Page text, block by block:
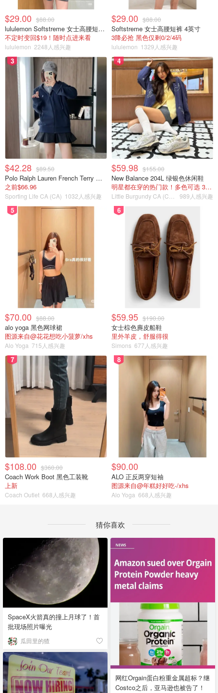
$29.00 $88.00
lululemon Softstreme 女士高腰短裤 10cm
不定时变回$19！随时点进来看
lululemon 2248人感兴趣
$29.00 $88.00
Softstreme 女士高腰短裤 4英寸
3降必抢 黑色仅剩0/2/4码
lululemon 1329人感兴趣
3
$42.28 $89.50
Polo Ralph Lauren French Terry 女童连帽卫衣 7-16码
之前$66.96
Sporting Life CA (CA) 1032人感兴趣
4
$59.98 $155.00
New Balance 204L 绿银色休闲鞋
明星都在穿的热门款！多色可选 3.8折
989人感兴趣
5
$70.00 $88.00
alo yoga 黑色网球裙
图源来自@花花想吃小菠萝/xhs
Alo Yoga 715人感兴趣
6
$59.95 $190.00
女士棕色麂皮船鞋
里外羊皮，舒服得很
Simons 677人感兴趣
7
$108.00 $360.00
Coach Work Boot 黑色工装靴
上新
Coach Outlet 668人感兴趣
8
$90.00
ALO 正反两穿短袖
图源来自@年糕好好吃-/xhs
Alo Yoga 668人感兴趣
猜你喜欢
SpaceX火箭真的撞上月球了！首
批现场照片曝光
瓜田里的猹
网红Orgain蛋白粉重金属超标？继
Costco之后，亚马逊也被告了！